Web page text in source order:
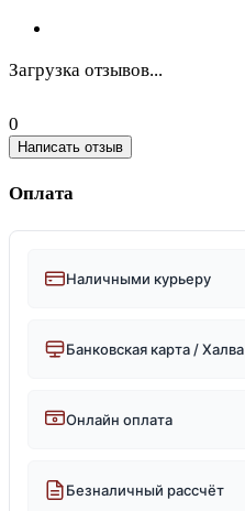
Загрузка отзывов...
0
Написать отзыв
Оплата
Наличными курьеру
Банковская карта / Халва
Онлайн оплата
Безналичный рассчёт